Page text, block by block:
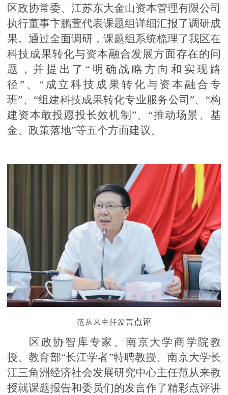
区政协常委、江苏东大金山资本管理有限公司
执行董事卞鹏萱代表课题组详细汇报了调研成
果。通过全面调研，课题组系统梳理了我区在
科技成果转化与资本融合发展方面存在的问
题，并提出了 “ 明确战略方向和实现路
径 ”、 “成立科技成果转化与资本融合专
班”、 “组建科技成果转化专业服务公司 ”、 “构
建资本敢投愿投长效机制 ”、 “推动场景、基
金、政策落地”等五个方面建议。
范从来主任发言点评
区政协智库专家、南京大学商学院教
授、教育部“长江学者”特聘教授、南京大学长
江三角洲经济社会发展研究中心主任范从来教
授就课题报告和委员们的发言作了精彩点评讲